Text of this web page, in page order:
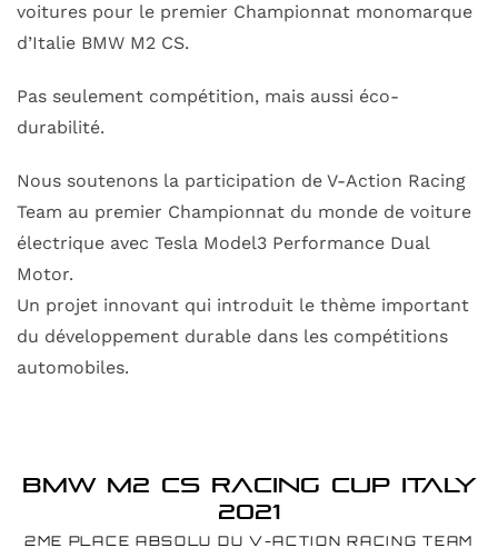
voitures pour le premier Championnat monomarque
d’Italie BMW M2 CS.
Pas seulement compétition, mais aussi éco-
durabilité.
Nous soutenons la participation de V-Action Racing
Team au premier Championnat du monde de voiture
électrique avec Tesla Model3 Performance Dual
Motor.
Un projet innovant qui introduit le thème important
du développement durable dans les compétitions
automobiles.
BMW M2 CS Racing Cup Italy
2021
2ME PLACE ABSOLU DU V-ACTION RACING TEAM